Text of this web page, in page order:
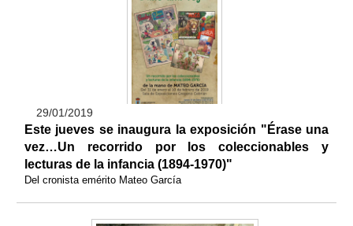
29/01/2019
Este jueves se inaugura la exposición "Érase una
vez…Un recorrido por los coleccionables y
lecturas de la infancia (1894-1970)"
Del cronista emérito Mateo García